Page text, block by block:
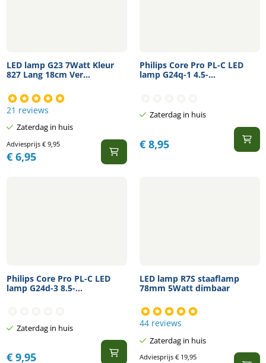
LED lamp G23 7Watt Kleur
827 Lang 18cm Ver...
21 reviews
Zaterdag in huis
Adviesprijs €9,95
€6,95
Philips Core Pro PL-C LED
lamp G24q-1 4.5-...
Zaterdag in huis
€8,95
Philips Core Pro PL-C LED
lamp G24d-3 8.5-...
Zaterdag in huis
€9,95
LED lamp R7S staaflamp
78mm 5Watt dimbaar
44 reviews
Zaterdag in huis
Adviesprijs €19,95